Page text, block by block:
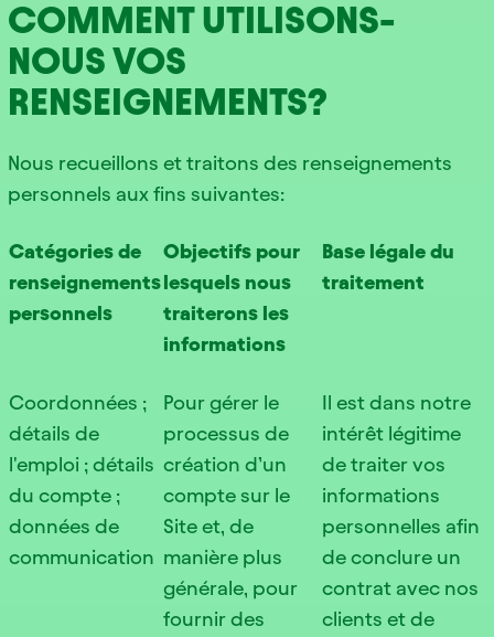
COMMENT UTILISONS-
NOUS VOS
RENSEIGNEMENTS?
Nous recueillons et traitons des renseignements
personnels aux fins suivantes:
Catégories de
renseignements
personnels
Objectifs pour
lesquels nous
traiterons les
informations
Base légale du
traitement
Coordonnées ;
détails de
l'emploi ; détails
du compte ;
données de
communication
Pour gérer le
processus de
création d’un
compte sur le
Site et, de
manière plus
générale, pour
fournir des
Il est dans notre
intérêt légitime
de traiter vos
informations
personnelles afin
de conclure un
contrat avec nos
clients et de